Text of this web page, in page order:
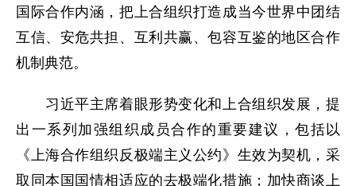
国际合作内涵，把上合组织打造成当今世界中团结
互信、安危共担、互利共赢、包容互鉴的地区合作
机制典范。
习近平主席着眼形势变化和上合组织发展，提
出一系列加强组织成员合作的重要建议，包括以
《上海合作组织反极端主义公约》生效为契机，采
取同本国国情相适应的去极端化措施；加快商谈上